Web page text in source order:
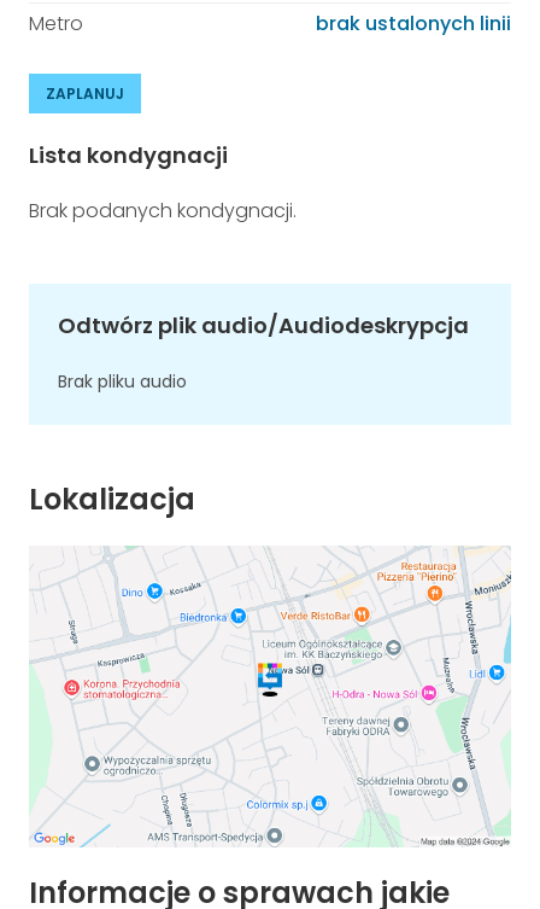
Metro
brak ustalonych linii
ZAPLANUJ
Lista kondygnacji
Brak podanych kondygnacji.
Odtwórz plik audio/Audiodeskrypcja
Brak pliku audio
Lokalizacja
Informacje o sprawach jakie